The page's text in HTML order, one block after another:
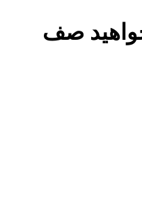
صف